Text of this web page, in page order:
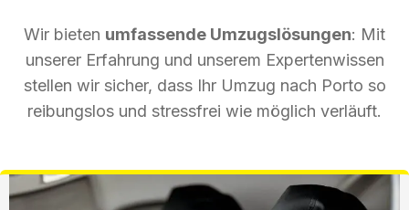
Wir bieten umfassende Umzugslösungen: Mit
unserer Erfahrung und unserem Expertenwissen
stellen wir sicher, dass Ihr Umzug nach Porto so
reibungslos und stressfrei wie möglich verläuft.